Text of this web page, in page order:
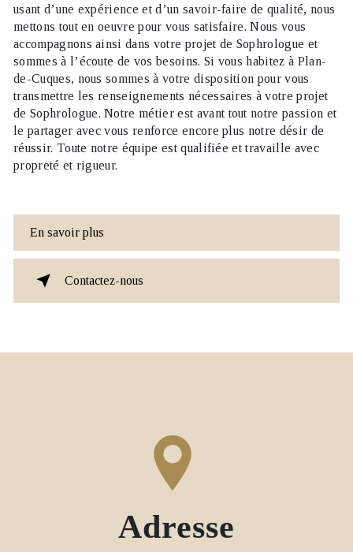
usant d’une expérience et d’un savoir-faire de qualité, nous
mettons tout en oeuvre pour vous satisfaire. Nous vous
accompagnons ainsi dans votre projet de Sophrologue et
sommes à l’écoute de vos besoins. Si vous habitez à Plan-
de-Cuques, nous sommes à votre disposition pour vous
transmettre les renseignements nécessaires à votre projet
de Sophrologue. Notre métier est avant tout notre passion et
le partager avec vous renforce encore plus notre désir de
réussir. Toute notre équipe est qualifiée et travaille avec
propreté et rigueur.
En savoir plus
Contactez-nous
Adresse